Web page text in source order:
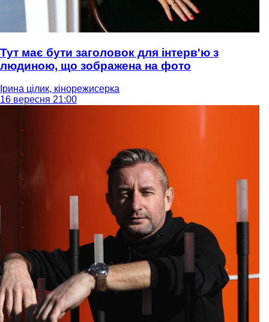
Тут має бути заголовок для інтерв'ю з
людиною, що зображена на фото
Ірина цілик, кінорежисерка
16 вересня 21:00